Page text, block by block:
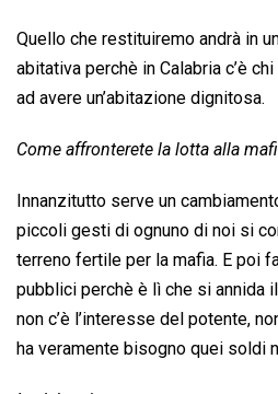
Quello che restituiremo andrà in
abitativa perchè in Calabria c’è
ad avere un’abitazione dignitosa.
Come affronterete la lotta alla
Innanzitutto serve un
piccoli gesti di ognuno di noi si
terreno fertile per la mafia. E poi
pubblici perchè è lì che si annida
non c’è l’interesse del potente,
ha veramente bisogno quei soldi